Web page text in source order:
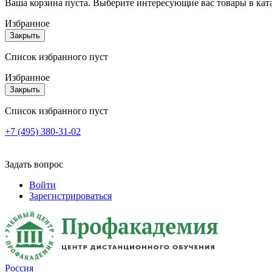
Ваша корзина пуста. Выберите интересующие вас товары в
Избранное
Закрыть
Список избранного пуст
Избранное
Закрыть
Список избранного пуст
+7 (495) 380-31-02
Задать вопрос
Войти
Зарегистрироваться
Россия